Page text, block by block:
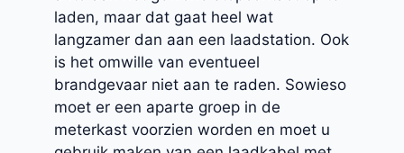
laden, maar dat gaat heel wat
langzamer dan aan een laadstation. Ook
is het omwille van eventueel
brandgevaar niet aan te raden. Sowieso
moet er een aparte groep in de
meterkast voorzien worden en moet u